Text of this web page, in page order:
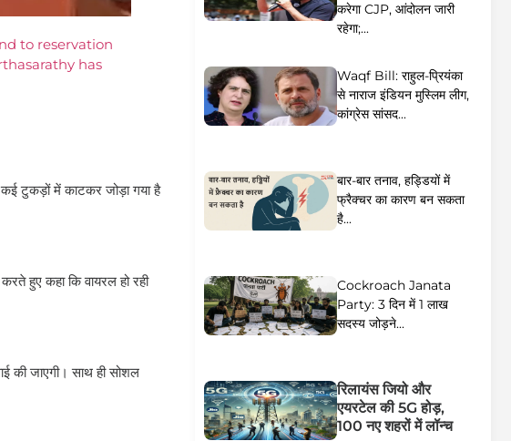
to reservation
has
टुकड़ों में काटकर जोड़ा गया है
हुए कहा कि वायरल हो रही
की जाएगी। साथ ही सोशल
करेगा CJP, आंदोलन जारी
रहेगा;...
Waqf Bill: राहुल-प्रियंका
से नाराज इंडियन मुस्लिम लीग,
कांग्रेस सांसद...
बार-बार तनाव, हड्डियों में
फ्रैक्चर का कारण बन सकता
है...
Cockroach Janata
Party: 3 दिन में 1 लाख
सदस्य जोड़ने...
रिलायंस जियो और
एयरटेल की 5G होड़,
100 नए शहरों में लॉन्च